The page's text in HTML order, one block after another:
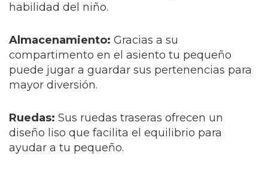
habilidad del niño.
Almacenamiento: Gracias a su
compartimento en el asiento tu pequeño
puede jugar a guardar sus pertenencias para
mayor diversión.
Ruedas: Sus ruedas traseras ofrecen un
diseño liso que facilita el equilibrio para
ayudar a tu pequeño.